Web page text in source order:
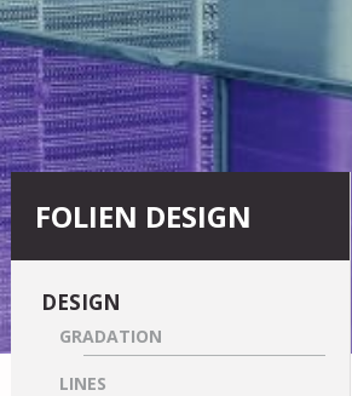
FOLIEN DESIGN
DESIGN
GRADATION
LINES